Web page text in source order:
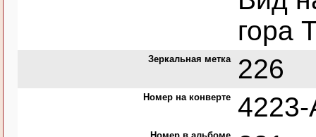
гора
Зеркальная метка 226
Номер на конверте